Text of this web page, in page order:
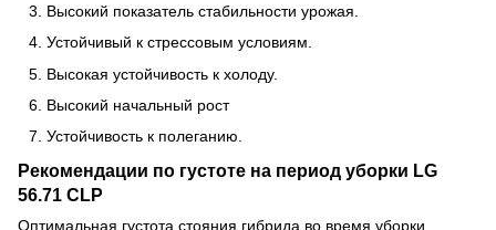
Высокий показатель стабильности урожая.
Устойчивый к стрессовым условиям.
Высокая устойчивость к холоду.
Высокий начальный рост
Устойчивость к полеганию.
Рекомендации по густоте на период уборки LG
56.71 CLP
Оптимальная густота стояния гибрида во время уборки